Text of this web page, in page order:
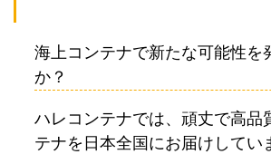
海上コンテナで新たな可能性を
か？
ハレコンテナでは、頑丈で高品
テナを日本全国にお届けしてい